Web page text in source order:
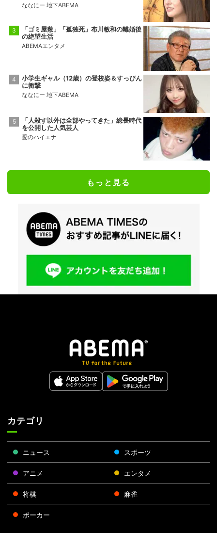
ななにー 地下ABEMA
「ゴミ屋敷」「孤独死」布川敏和の離婚後
の絶望生活
ABEMAエンタメ
小学生ギャル（12歳）の登校姿＆すっぴん
に衝撃
ななにー 地下ABEMA
「人殺す以外は全部やってきた」総長時代
を公開した人気芸人
愛のハイエナ
もっと見る
カテゴリ
ニュース スポーツ
アニメ エンタメ
将棋 麻雀
ポーカー